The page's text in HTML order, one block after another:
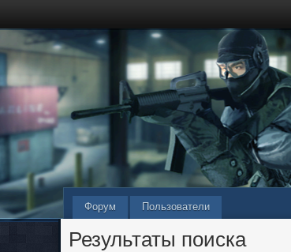
Форум Пользователи
Результаты поиска